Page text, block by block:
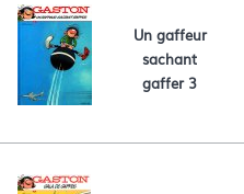
Un gaffeur
sachant
gaffer 3